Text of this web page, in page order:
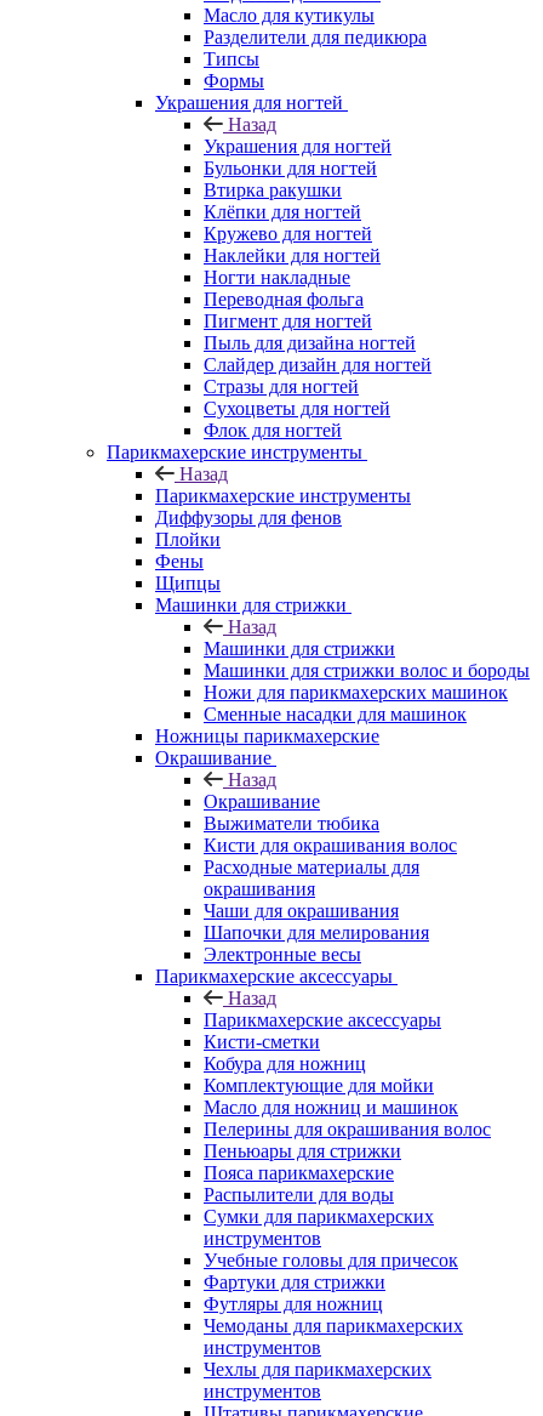
Масло для кутикулы
Разделители для педикюра
Типсы
Формы
Украшения для ногтей
Назад
Украшения для ногтей
Бульонки для ногтей
Втирка ракушки
Клёпки для ногтей
Кружево для ногтей
Наклейки для ногтей
Ногти накладные
Переводная фольга
Пигмент для ногтей
Пыль для дизайна ногтей
Слайдер дизайн для ногтей
Стразы для ногтей
Сухоцветы для ногтей
Флок для ногтей
Парикмахерские инструменты
Назад
Парикмахерские инструменты
Диффузоры для фенов
Плойки
Фены
Щипцы
Машинки для стрижки
Назад
Машинки для стрижки
Машинки для стрижки волос и бороды
Ножи для парикмахерских машинок
Сменные насадки для машинок
Ножницы парикмахерские
Окрашивание
Назад
Окрашивание
Выжиматели тюбика
Кисти для окрашивания волос
Расходные материалы для
окрашивания
Чаши для окрашивания
Шапочки для мелирования
Электронные весы
Парикмахерские аксессуары
Назад
Парикмахерские аксессуары
Кисти-сметки
Кобура для ножниц
Комплектующие для мойки
Масло для ножниц и машинок
Пелерины для окрашивания волос
Пеньюары для стрижки
Пояса парикмахерские
Распылители для воды
Сумки для парикмахерских
инструментов
Учебные головы для причесок
Фартуки для стрижки
Футляры для ножниц
Чемоданы для парикмахерских
инструментов
Чехлы для парикмахерских
инструментов